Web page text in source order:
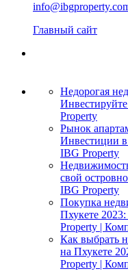
Главный сайт
Недорогая
Property
Рынок
Инвестиции
IBG Property
свой
IBG Property
Покупка
Пхукете
Property |
Как выбрать
на Пхукете
Property |